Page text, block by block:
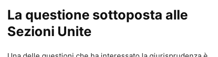
La questione sottoposta alle
Sezioni Unite